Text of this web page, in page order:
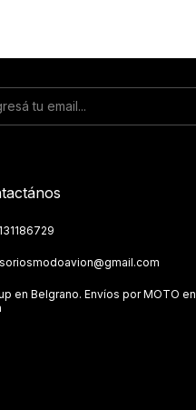
en Belgrano. Envíos por MOTO en